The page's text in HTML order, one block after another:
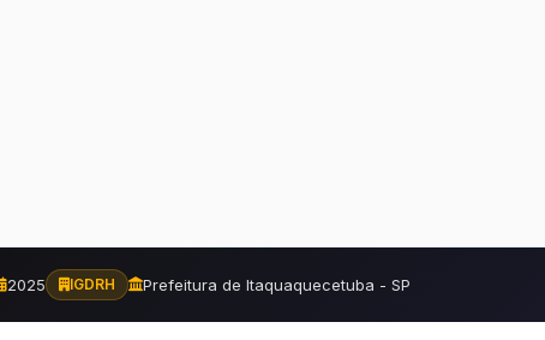
2025 IGDRH Prefeitura de Itaquaquecetuba - SP